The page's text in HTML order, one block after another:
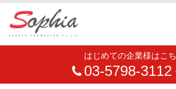
はじめての企業様はこ
03-5798-3112